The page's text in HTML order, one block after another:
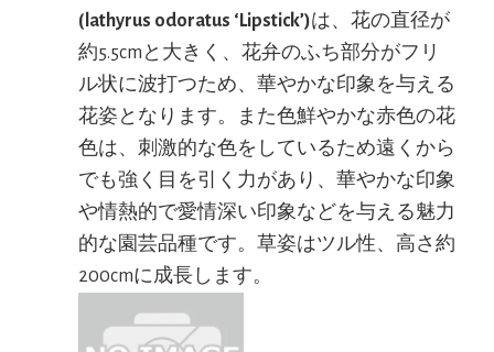
(lathyrus odoratus ‘Lipstick’)は、花の直径が
約5.5cmと大きく、花弁のふち部分がフリ
ル状に波打つため、華やかな印象を与える
花姿となります。また色鮮やかな赤色の花
色は、刺激的な色をしているため遠くから
でも強く目を引く力があり、華やかな印象
や情熱的で愛情深い印象などを与える魅力
的な園芸品種です。草姿はツル性、高さ約
200cmに成長します。